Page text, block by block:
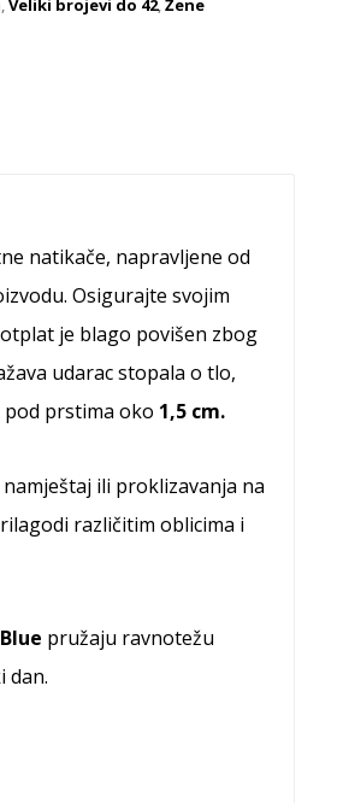
,Veliki brojevi do 42,Žene
natikače, napravljene od
Osigurajte svojim
je blago povišen zbog
udarac stopala o tlo,
pod prstima oko 1,5 cm.
ili proklizavanja na
različitim oblicima i
pružaju ravnotežu
dan.